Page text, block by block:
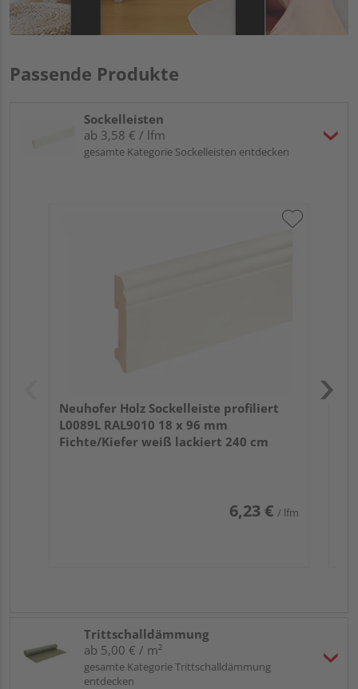
Passende Produkte
Sockelleisten
ab 3,58 € / lfm
gesamte Kategorie Sockelleisten entdecken
Neuhofer Holz Sockelleiste profiliert
L0089L RAL9010 18 x 96 mm
Fichte/Kiefer weiß lackiert 240 cm
6,23 € / lfm
Trittschalldämmung
ab 5,00 € / m²
gesamte Kategorie Trittschalldämmung
entdecken